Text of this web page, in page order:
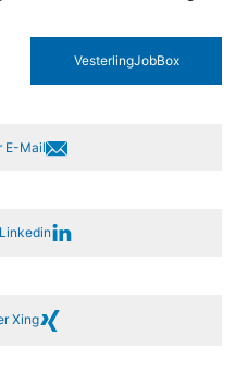
Vesterling­JobBox
E-Mail
Xing